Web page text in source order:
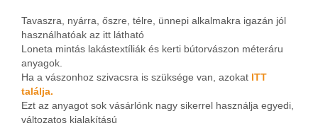
Tavaszra, nyárra, őszre, télre, ünnepi alkalmakra igazán jól
használhatóak az itt látható
Loneta mintás lakástextíliák és kerti bútorvászon méteráru
anyagok.
Ha a vászonhoz szivacsra is szüksége van, azokat ITT
találja.
Ezt az anyagot sok vásárlónk nagy sikerrel használja egyedi,
változatos kialakítású